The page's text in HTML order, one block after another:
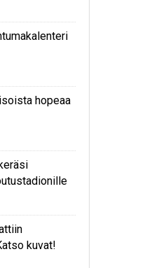
hopeaa
kuvat!